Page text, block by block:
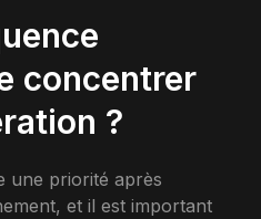
concentrer
?
une priorité après
et il est important